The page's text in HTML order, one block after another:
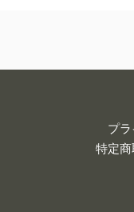
プ
特定